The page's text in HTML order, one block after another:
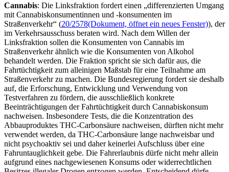
Cannabis: Die Linksfraktion fordert einen „differenzierten Umgang
mit Cannabiskonsumentinnen und -konsumenten im
Straßenverkehr“ (20/2578(Dokument, öffnet ein neues Fenster)), der
im Verkehrsausschuss beraten wird. Nach dem Willen der
Linksfraktion sollen die Konsumenten von Cannabis im
Straßenverkehr ähnlich wie die Konsumenten von Alkohol
behandelt werden. Die Fraktion spricht sie sich dafür aus, die
Fahrtüchtigkeit zum alleinigen Maßstab für eine Teilnahme am
Straßenverkehr zu machen. Die Bundesregierung fordert sie deshalb
auf, die Erforschung, Entwicklung und Verwendung von
Testverfahren zu fördern, die ausschließlich konkrete
Beeinträchtigungen der Fahrtüchtigkeit durch Cannabiskonsum
nachweisen. Insbesondere Tests, die die Konzentration des
Abbauproduktes THC-Carbonsäure nachweisen, dürften nicht mehr
verwendet werden, da THC-Carbonsäure lange nachweisbar und
nicht psychoaktiv sei und daher keinerlei Aufschluss über eine
Fahruntauglichkeit gebe. Die Fahrerlaubnis dürfe nicht mehr allein
aufgrund eines nachgewiesenen Konsums oder widerrechtlichen